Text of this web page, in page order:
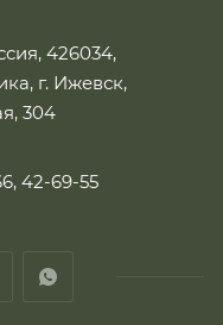
426034,
г. Ижевск,
304
42-69-55